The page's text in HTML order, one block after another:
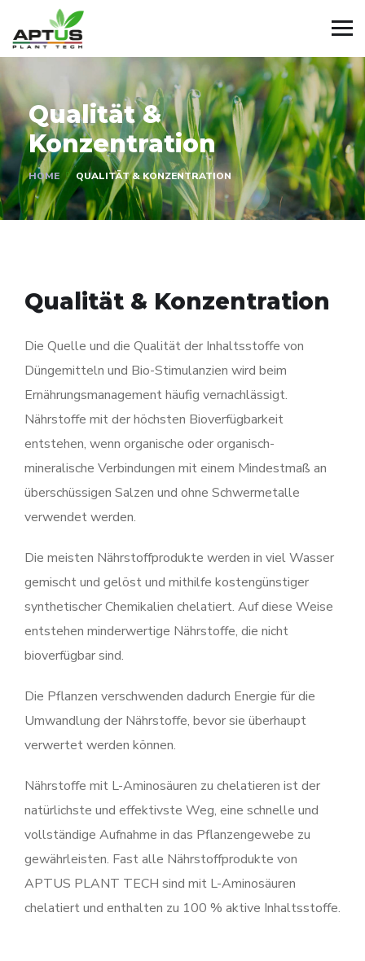
Qualität &
Konzentration
HOME QUALITÄT & KONZENTRATION
Qualität & Konzentration
Die Quelle und die Qualität der Inhaltsstoffe von
Düngemitteln und Bio-Stimulanzien wird beim
Ernährungsmanagement häufig vernachlässigt.
Nährstoffe mit der höchsten Bioverfügbarkeit
entstehen, wenn organische oder organisch-
mineralische Verbindungen mit einem Mindestmaß an
überschüssigen Salzen und ohne Schwermetalle
verwendet werden.
Die meisten Nährstoffprodukte werden in viel Wasser
gemischt und gelöst und mithilfe kostengünstiger
synthetischer Chemikalien chelatiert. Auf diese Weise
entstehen minderwertige Nährstoffe, die nicht
bioverfügbar sind.
Die Pflanzen verschwenden dadurch Energie für die
Umwandlung der Nährstoffe, bevor sie überhaupt
verwertet werden können.
Nährstoffe mit L-Aminosäuren zu chelatieren ist der
natürlichste und effektivste Weg, eine schnelle und
vollständige Aufnahme in das Pflanzengewebe zu
gewährleisten. Fast alle Nährstoffprodukte von
APTUS PLANT TECH sind mit L-Aminosäuren
chelatiert und enthalten zu 100 % aktive Inhaltsstoffe.